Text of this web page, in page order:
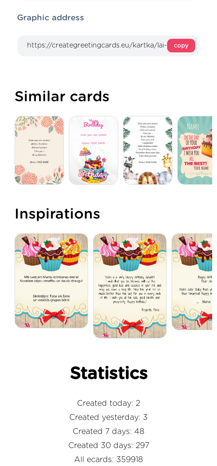
Graphic address
copy
Similar cards
Inspirations
Statistics
Created today: 2
Created yesterday: 3
Created 7 days: 48
Created 30 days: 297
All ecards: 359918